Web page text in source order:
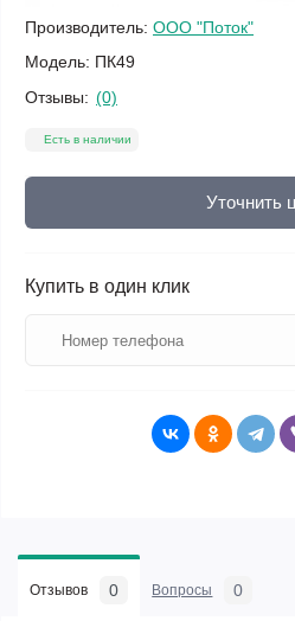
Производитель: ООО "Поток"
Модель: ПК49
Отзывы: (0)
Есть в наличии
Уточнить
Купить в один клик
Отзывов 0 Вопросы 0